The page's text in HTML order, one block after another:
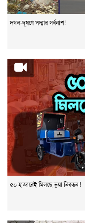
দখল-দূষণে পদ্মার সর্বনাশ!
৫০ হাজারেই মিলছে ভুয়া নিবন্ধন !